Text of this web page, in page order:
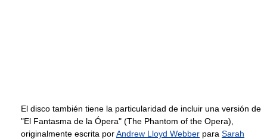
El disco también tiene la particularidad de incluir una versión de
"El Fantasma de la Ópera" (The Phantom of the Opera),
originalmente escrita porAndrew Lloyd Webber para Sarah